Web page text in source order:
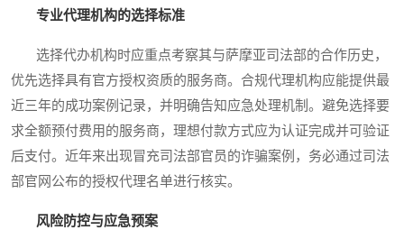
专业代理机构的选择标准
选择代办机构时应重点考察其与萨摩亚司法部的合作历史，
优先选择具有官方授权资质的服务商。合规代理机构应能提供最
近三年的成功案例记录，并明确告知应急处理机制。避免选择要
求全额预付费用的服务商，理想付款方式应为认证完成并可验证
后支付。近年来出现冒充司法部官员的诈骗案例，务必通过司法
部官网公布的授权代理名单进行核实。
风险防控与应急预案